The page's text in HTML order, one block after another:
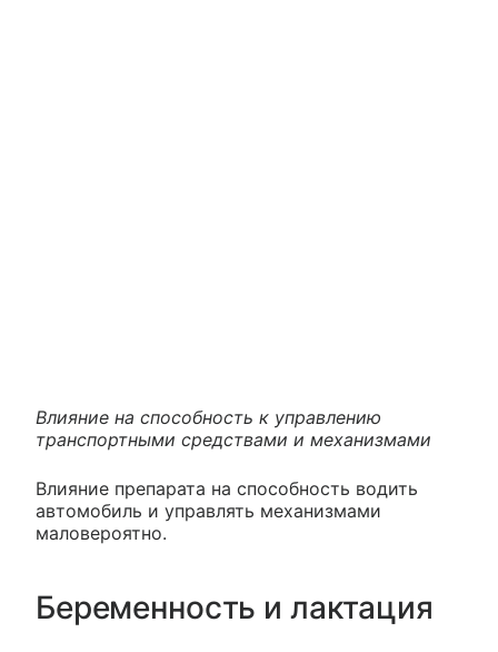
Влияние на способность к управлению
транспортными средствами и механизмами
Влияние препарата на способность водить
автомобиль и управлять механизмами
маловероятно.
Беременность и лактация